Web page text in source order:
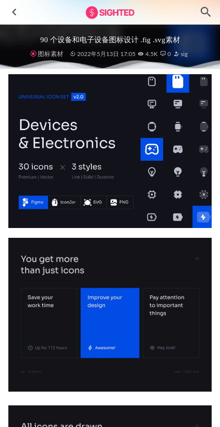
90 个设备和电子设备图标设计 .fig .svg素材
图标素材 2022年5月13日 17:05 4.5K 0 sig
Delta News新闻网站UI设计资源 Figma素材 2023-04-02
2020-12-31
Vivio -短视频app ui设计 .fig素材
2022-09-12
DayPay金融科技仪表盘UI设计素材
Sewo – 房地产app ui设计 .fig素材
2022-05-04